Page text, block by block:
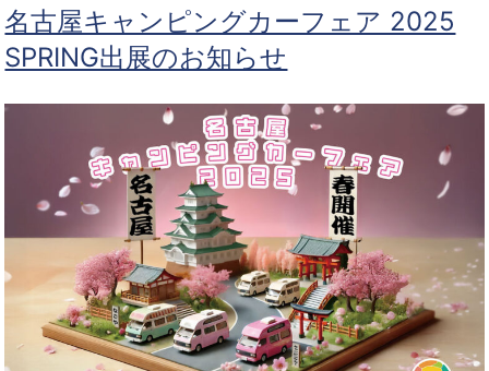
名古屋キャンピングカーフェア 2025
SPRING出展のお知らせ